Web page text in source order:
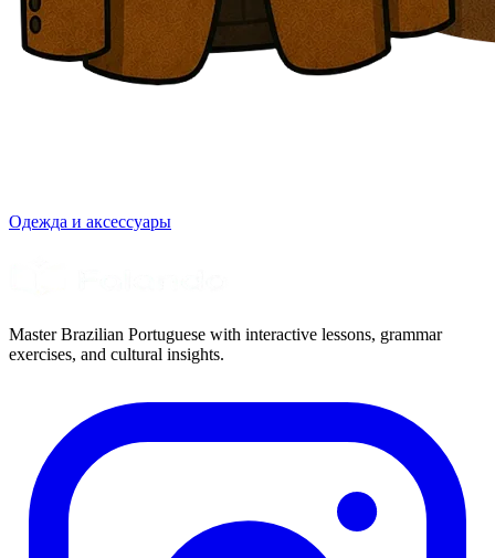
Одежда и аксессуары
Master Brazilian Portuguese with interactive lessons, grammar
exercises, and cultural insights.